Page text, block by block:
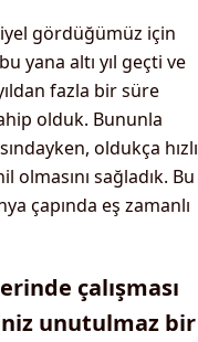
gördüğümüz için
yana altı yıl geçti ve
fazla bir süre
olduk. Bununla
oldukça hızlı
sağladık. Bu
çapında eş zamanlı
çalışması
unutulmaz bir